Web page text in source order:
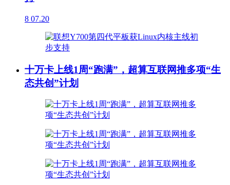
8 07.20
十万卡上线1周“跑满”，超算互联网推多项“生
态共创”计划